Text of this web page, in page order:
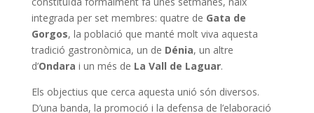
integrada per set membres: quatre de Gata de
Gorgos, la població que manté molt viva aquesta
tradició gastronòmica, un de Dénia, un altre
d’Ondara i un més de La Vall de Laguar.
Els objectius que cerca aquesta unió són diversos.
D’una banda, la promoció i la defensa de l’elaboració